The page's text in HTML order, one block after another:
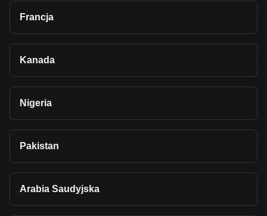
Francja
Kanada
Nigeria
Pakistan
Arabia Saudyjska